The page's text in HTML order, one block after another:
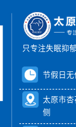
只专注失眠抑
节假日
太原市
侧